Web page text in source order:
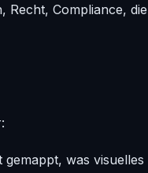
Recht, Compliance, die
was visuelles